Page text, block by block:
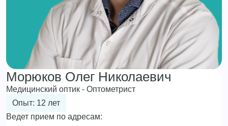
Морюков Олег Николаевич
Медицинский оптик - Оптометрист
Опыт: 12 лет
Ведет прием по адресам: